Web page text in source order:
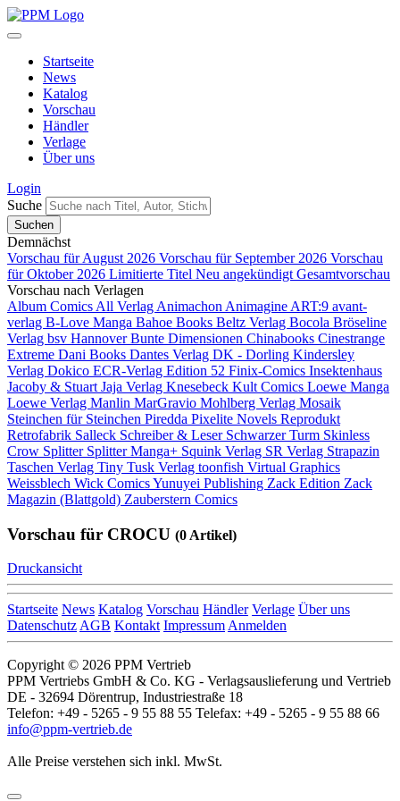
Startseite
News
Katalog
Vorschau
Händler
Verlage
Über uns
Login
Suche
Demnächst
Vorschau für August 2026 Vorschau für September 2026 Vorschau
für Oktober 2026 Limitierte Titel Neu angekündigt Gesamtvorschau
Vorschau nach Verlagen
Album Comics All Verlag Animachon Animagine ART:9 avant-
verlag B-Love Manga Bahoe Books Beltz Verlag Bocola Bröseline
Verlag bsv HannoverBunte Dimensionen Chinabooks Cinestrange
Extreme Dani Books Dantes Verlag DK - Dorling Kindersley
Verlag Dokico ECR-Verlag Edition 52 Finix-Comics Insektenhaus
Jacoby & Stuart Jaja Verlag Knesebeck Kult Comics Loewe Manga
Loewe Verlag Manlin MarGravio Mohlberg Verlag Mosaik
Steinchen für Steinchen Piredda Pixelite Novels Reprodukt
Retrofabrik Salleck Schreiber & Leser Schwarzer Turm Skinless
Crow Splitter Splitter Manga+ Squink Verlag SR Verlag Strapazin
Taschen Verlag Tiny Tusk Verlag toonfish Virtual Graphics
Weissblech Wick ComicsYunuyei Publishing Zack Edition Zack
Magazin (Blattgold) Zauberstern Comics
Vorschau für CROCU (0 Artikel)
Druckansicht
Startseite News Katalog Vorschau Händler Verlage Über uns
DatenschutzAGB Kontakt ImpressumAnmelden
Copyright © 2026 PPM Vertrieb
PPM Vertriebs GmbH & Co. KG - Verlagsauslieferung und Vertrieb
DE - 32694 Dörentrup, Industriestraße 18
Telefon: +49 - 5265 - 9 55 88 55 Telefax: +49 - 5265 - 9 55 88 66
info@ppm-vertrieb.de
Alle Preise verstehen sich inkl. MwSt.